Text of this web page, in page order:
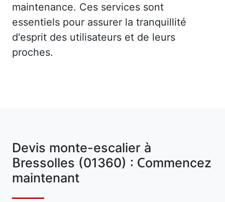
maintenance. Ces services sont
essentiels pour assurer la tranquillité
d'esprit des utilisateurs et de leurs
proches.
Devis monte-escalier à
Bressolles (01360) : Commencez
maintenant